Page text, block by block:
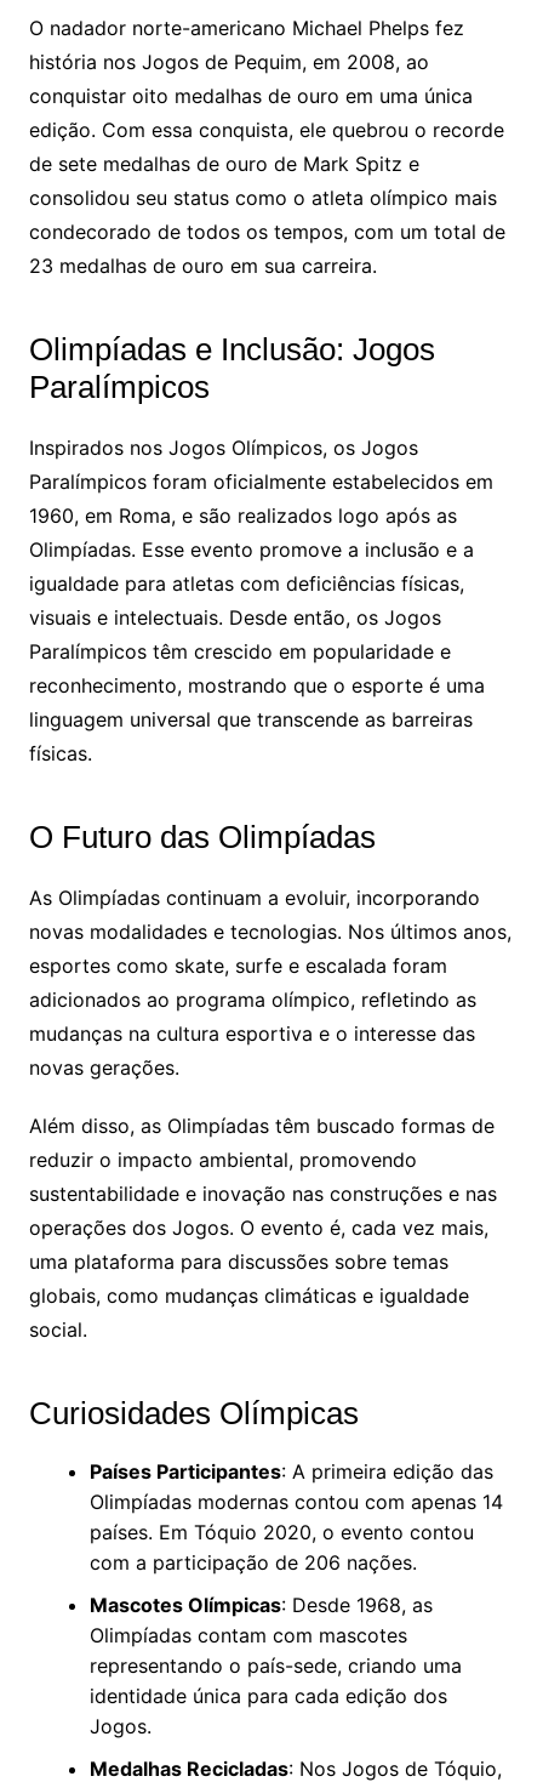
O nadador norte-americano Michael Phelps fez
história nos Jogos de Pequim, em 2008, ao
conquistar oito medalhas de ouro em uma única
edição. Com essa conquista, ele quebrou o recorde
de sete medalhas de ouro de Mark Spitz e
consolidou seu status como o atleta olímpico mais
condecorado de todos os tempos, com um total de
23 medalhas de ouro em sua carreira.
Olimpíadas e Inclusão: Jogos
Paralímpicos
Inspirados nos Jogos Olímpicos, os Jogos
Paralímpicos foram oficialmente estabelecidos em
1960, em Roma, e são realizados logo após as
Olimpíadas. Esse evento promove a inclusão e a
igualdade para atletas com deficiências físicas,
visuais e intelectuais. Desde então, os Jogos
Paralímpicos têm crescido em popularidade e
reconhecimento, mostrando que o esporte é uma
linguagem universal que transcende as barreiras
físicas.
O Futuro das Olimpíadas
As Olimpíadas continuam a evoluir, incorporando
novas modalidades e tecnologias. Nos últimos anos,
esportes como skate, surfe e escalada foram
adicionados ao programa olímpico, refletindo as
mudanças na cultura esportiva e o interesse das
novas gerações.
Além disso, as Olimpíadas têm buscado formas de
reduzir o impacto ambiental, promovendo
sustentabilidade e inovação nas construções e nas
operações dos Jogos. O evento é, cada vez mais,
uma plataforma para discussões sobre temas
globais, como mudanças climáticas e igualdade
social.
Curiosidades Olímpicas
Países Participantes: A primeira edição das
Olimpíadas modernas contou com apenas 14
países. Em Tóquio 2020, o evento contou
com a participação de 206 nações.
Mascotes Olímpicas: Desde 1968, as
Olimpíadas contam com mascotes
representando o país-sede, criando uma
identidade única para cada edição dos
Jogos.
Medalhas Recicladas: Nos Jogos de Tóquio,